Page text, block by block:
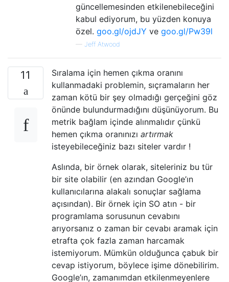
güncellemesinden etkilenebileceğini
kabul ediyorum, bu yüzden konuya
özel. goo.gl/ojdJY ve goo.gl/Pw39l
— Jeff Atwood
11
Sıralama için hemen çıkma oranını
kullanmadaki problemin, sıçramaların her
zaman kötü bir şey olmadığı gerçeğini göz
önünde bulundurmadığını düşünüyorum. Bu
metrik bağlam içinde alınmalıdır çünkü
hemen çıkma oranınızı artırmak
isteyebileceğiniz bazı siteler vardır !
Aslında, bir örnek olarak, siteleriniz bu tür
bir site olabilir (en azından Google’ın
kullanıcılarına alakalı sonuçlar sağlama
açısından). Bir örnek için SO atın - bir
programlama sorusunun cevabını
arıyorsanız o zaman bir cevabı aramak için
etrafta çok fazla zaman harcamak
istemiyorum. Mümkün olduğunca çabuk bir
cevap istiyorum, böylece işime dönebilirim.
Google’ın, zamanımdan etkilenmeyenlere